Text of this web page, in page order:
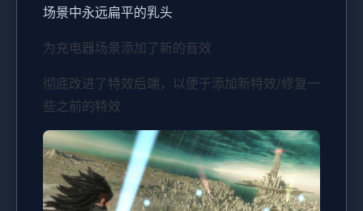
场景中永远扁平的乳头
为充电器场景添加了新的音效
彻底改进了特效后端，以便于添加新特效/修复一
些之前的特效